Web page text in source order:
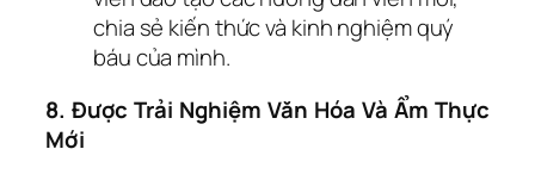
chia sẻ kiến thức và kinh nghiệm quý
báu của mình.
8. Được Trải Nghiệm Văn Hóa Và Ẩm Thực
Mới